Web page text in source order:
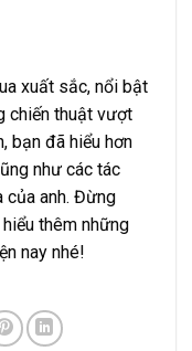
xuất sắc, nổi bật
chiến thuật vượt
bạn đã hiểu hơn
như các tác
của anh. Đừng
thêm những
nay nhé!